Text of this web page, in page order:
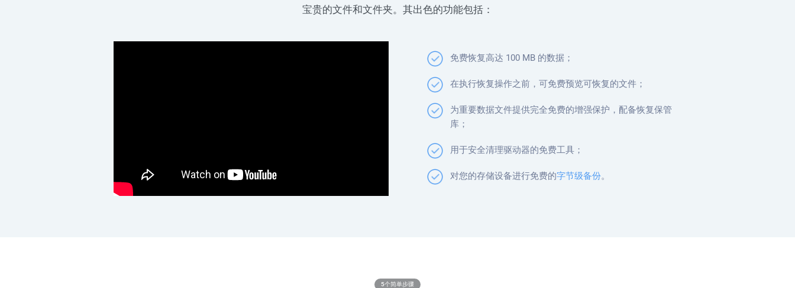
宝贵的文件和文件夹。其出色的功能包括：
免费恢复高达 100 MB 的数据；
在执行恢复操作之前，可免费预览可恢复的文件；
为重要数据文件提供完全免费的增强保护，配备恢复保管
库；
用于安全清理驱动器的免费工具；
对您的存储设备进行免费的字节级备份。
5个简单步骤